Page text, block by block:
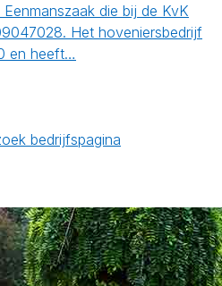
die bij de KvK
Het hoveniersbedrijf
en heeft…
bedrijfspagina